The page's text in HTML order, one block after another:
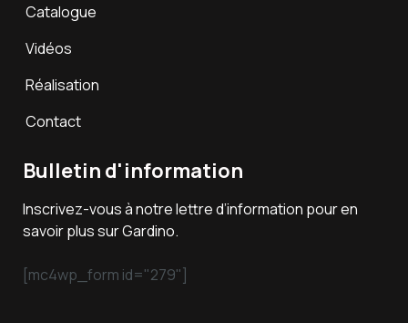
Catalogue
Vidéos
Réalisation
Contact
Bulletin d'information
Inscrivez-vous à notre lettre d’information pour en
savoir plus sur Gardino.
[mc4wp_form id="279"]